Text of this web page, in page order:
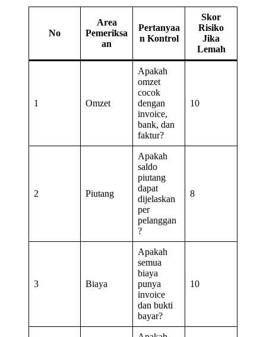
No
Area
Pemeriksa
an
Pertanyaa
n Kontrol
Skor
Risiko
Jika
Lemah
1 Omzet
Apakah
omzet
cocok
dengan
invoice,
bank, dan
faktur?
10
2 Piutang
Apakah
saldo
piutang
dapat
dijelaskan
per
pelanggan
?
8
3 Biaya
Apakah
semua
biaya
punya
invoice
dan bukti
bayar?
10